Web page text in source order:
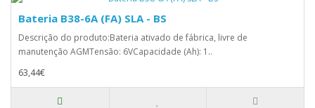
Bateria B38-6A (FA) SLA - BS
Descrição do produto:Bateria ativado de fábrica, livre de
manutenção AGMTensão: 6VCapacidade (Ah): 1..
63,44€